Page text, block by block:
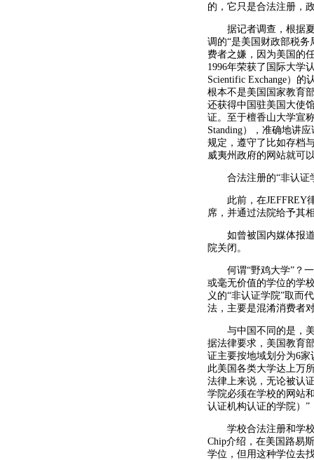
的，它只是合法注册，
据记者调查，根据夏
调的“是美国财政部税
费者之嫌，因为美国的
1996年荣获了国际大学
Scientific Exchange）
根本不是美国国家教育
还获得中国驻美国大使
证。至于檀香山大学宣
Standing），准确地讲
规定，遵守了比如存档
威夷州政府的网站就可
合法注册的“非认证
此前，在JEFFREY律
席，并通过法院给予其
如曾被国内媒体报道
院关闭。
何谓“野鸡大学”？一
或毫无价值的学位的学
义的“非认证学院”取而
法，主要是混淆消费者
与中国不同的是，美
据法律要求，美国教育
证主要按地域划分为6
此美国各类大学达上万
法律上来说，无论被认
学院必须在学校的网站
认证机构认证的学院）”
学校合法注册和学校
Chip介绍，在美国路易
学位，但用这种学位去